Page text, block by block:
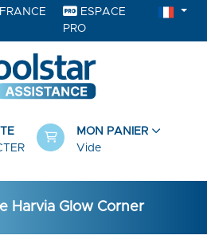
ESPACE
PRO
MON PANIER
Vide
Harvia Glow Corner